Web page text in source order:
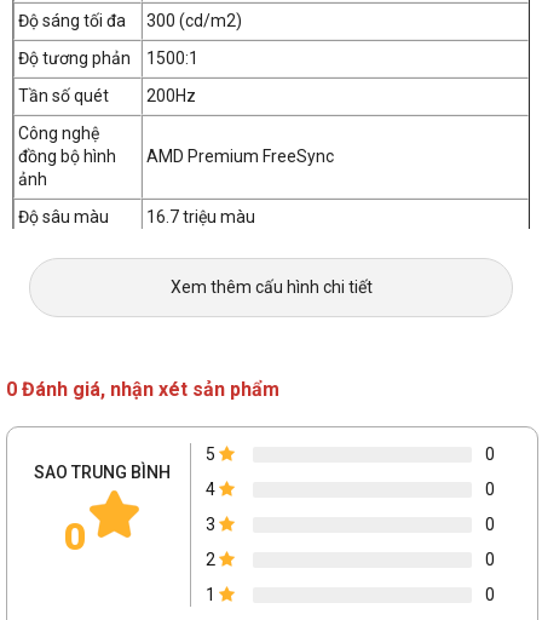
Độ sáng tối đa
300 (cd/m2)
Độ tương phản
1500:1
Tần số quét
200Hz
Công nghệ
đồng bộ hình
ảnh
AMD Premium FreeSync
Độ sâu màu
16.7 triệu màu
Tương thích
HDR
HDR10
Chuẩn màu
sRGB 120%
Chuẩn kết nối
1 x HDMI 2.0
Xem thêm cấu hình chi tiết
0 Đánh giá, nhận xét sản phẩm
SAO TRUNG BÌNH
0
5
0
4
0
3
0
2
0
1
0